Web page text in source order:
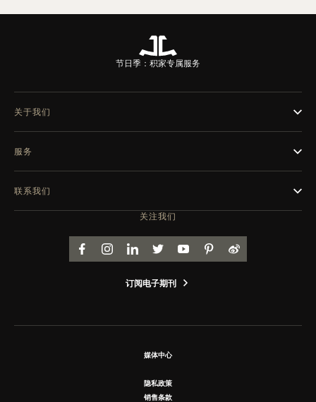
节日季：积家专属服务
关注我们
FACEBOOK
INSTAGRAM
LINKEDINTWITTERYOUTUBEPINTEREST
WEIBO
订阅电子期刊
关于我们
服务
联系我们
媒体中心
隐私政策
销售条款